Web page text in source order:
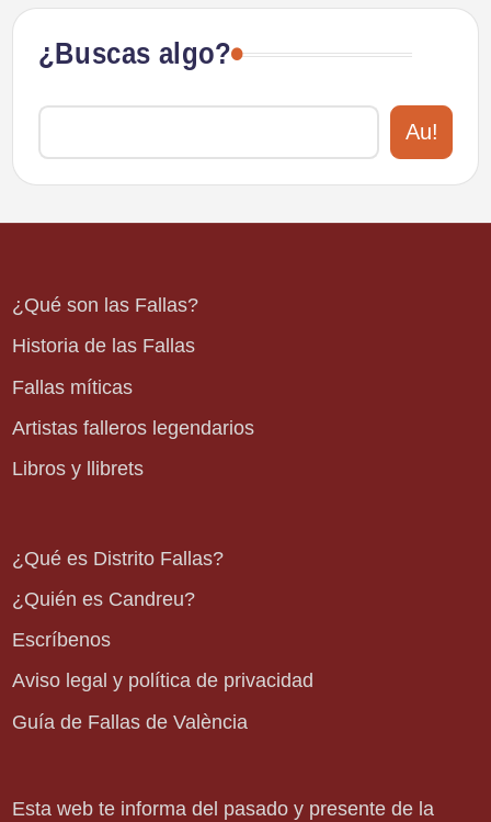
¿Buscas algo?
Au!
¿Qué son las Fallas?
Historia de las Fallas
Fallas míticas
Artistas falleros legendarios
Libros y llibrets
¿Qué es Distrito Fallas?
¿Quién es Candreu?
Escríbenos
Aviso legal y política de privacidad
Guía de Fallas de València
Esta web te informa del pasado y presente de la